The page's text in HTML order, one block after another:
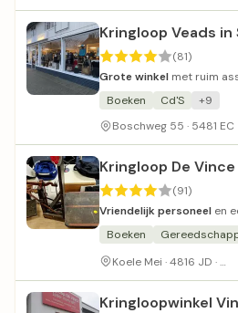
Kringloop Veads in
(81)
Grote winkel met ruim
Boeken
Cd'S
+9
Boschweg 55 · 5481 EC
Kringloop De
(91)
Vriendelijk personeel en
redelijke prijzen.
Boeken
Koele Mei · 4816 JD ·
Kringloopwinkel